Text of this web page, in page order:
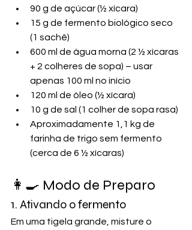
90 g de açúcar (½ xícara)
15 g de fermento biológico seco
(1 sachê)
600 ml de água morna (2 ½ xícaras
+ 2 colheres de sopa) – usar
apenas 100 ml no início
120 ml de óleo (½ xícara)
10 g de sal (1 colher de sopa rasa)
Aproximadamente 1,1 kg de
farinha de trigo sem fermento
(cerca de 6 ½ xícaras)
👩‍🍳 Modo de Preparo
1. Ativando o fermento
Em uma tigela grande, misture o